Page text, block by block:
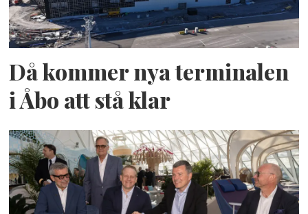
Då kommer nya terminalen
i Åbo att stå klar